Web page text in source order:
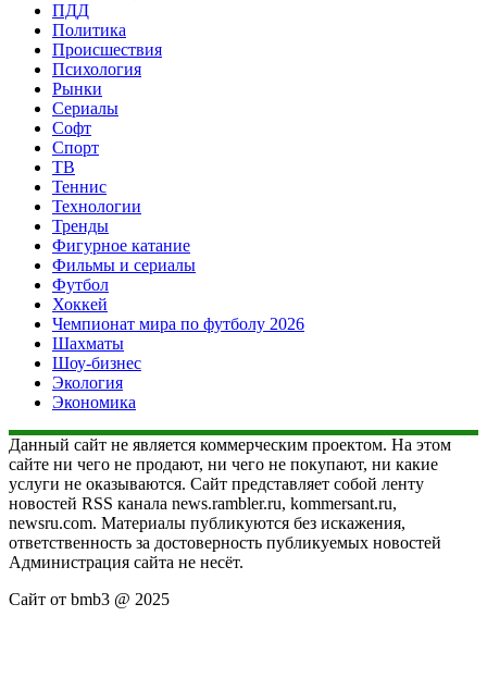
ПДД
Политика
Происшествия
Психология
Рынки
Сериалы
Софт
Спорт
ТВ
Теннис
Технологии
Тренды
Фигурное катание
Фильмы и сериалы
Футбол
Хоккей
Чемпионат мира по футболу 2026
Шахматы
Шоу-бизнес
Экология
Экономика
Данный сайт не является коммерческим проектом. На этом
сайте ни чего не продают, ни чего не покупают, ни какие
услуги не оказываются. Сайт представляет собой ленту
новостей RSS канала news.rambler.ru, kommersant.ru,
newsru.com. Материалы публикуются без искажения,
ответственность за достоверность публикуемых новостей
Администрация сайта не несёт.
Сайт от bmb3 @ 2025